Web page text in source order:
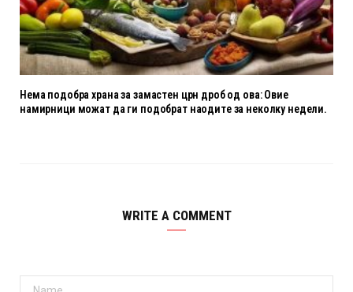
Нема подобра храна за замастен црн дроб од ова: Овие
намирници можат да ги подобрат наодите за неколку недели.
WRITE A COMMENT